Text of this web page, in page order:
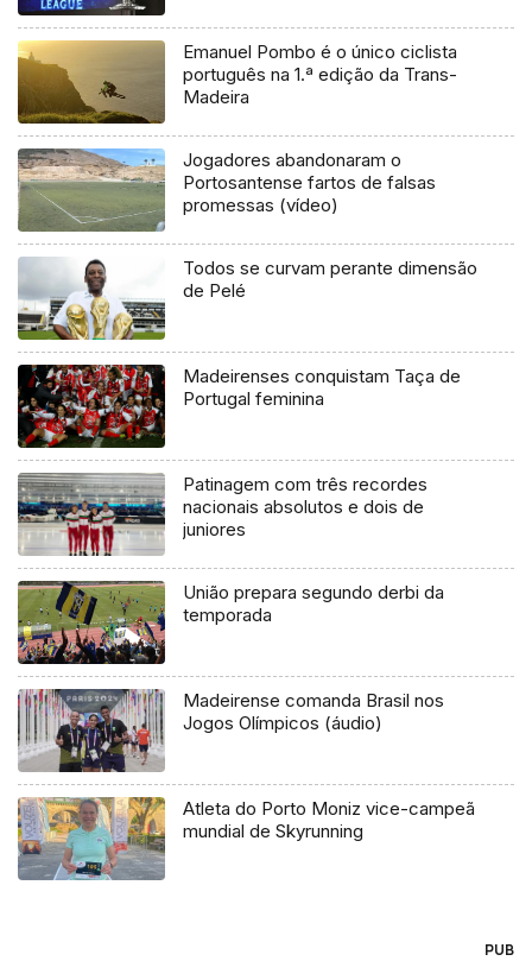
Emanuel Pombo é o único ciclista
português na 1.ª edição da Trans-
Madeira
Jogadores abandonaram o
Portosantense fartos de falsas
promessas (vídeo)
Todos se curvam perante dimensão
de Pelé
Madeirenses conquistam Taça de
Portugal feminina
Patinagem com três recordes
nacionais absolutos e dois de
juniores
União prepara segundo derbi da
temporada
Madeirense comanda Brasil nos
Jogos Olímpicos (áudio)
Atleta do Porto Moniz vice-campeã
mundial de Skyrunning
PUB